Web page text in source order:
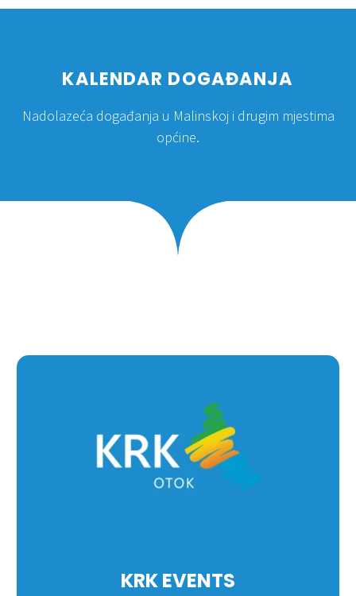
KALENDAR DOGAĐANJA
Nadolazeća događanja u Malinskoj i drugim mjestima
općine.
KRK EVENTS